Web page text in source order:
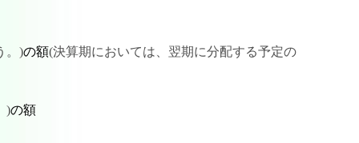
。)の額(決算期においては、翌期に分配する予定の
)の額